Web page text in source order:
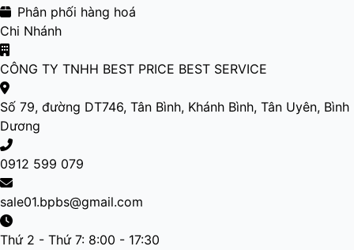
Phân phối hàng hoá
Chi Nhánh
CÔNG TY TNHH BEST PRICE BEST SERVICE
Số 79, đường DT746, Tân Bình, Khánh Bình, Tân Uyên, Bình
Dương
0912 599 079
sale01.bpbs@gmail.com
Thứ 2 - Thứ 7: 8:00 - 17:30